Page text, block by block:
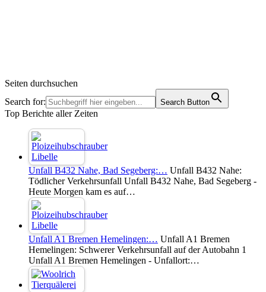
Seiten durchsuchen
Search for:
Search Button
Top Berichte aller Zeiten
Unfall B432 Nahe, Bad Segeberg:… Unfall B432 Nahe:
Tödlicher Verkehrsunfall Unfall B432 Nahe, Bad Segeberg -
Heute Morgen kam es auf…
Unfall A1 Bremen Hemelingen:… Unfall A1 Bremen
Hemelingen: Schwerer Verkehrsunfall auf der Autobahn 1
Unfall A1 Bremen Hemelingen - Unfallort:…